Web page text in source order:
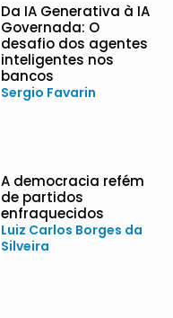
Da IA Generativa à IA
Governada: O
desafio dos agentes
inteligentes nos
bancos
Sergio Favarin
A democracia refém
de partidos
enfraquecidos
Luiz Carlos Borges da
Silveira